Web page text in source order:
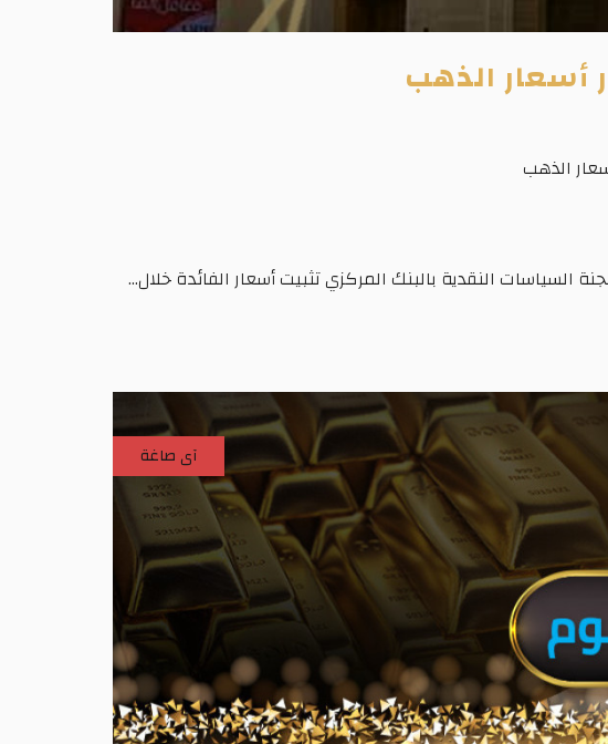
أسعار الذهب
الذهب
السياسات النقدية بالبنك المركزي تثبيت أسعار الفائدة خلال...
آى صاغة